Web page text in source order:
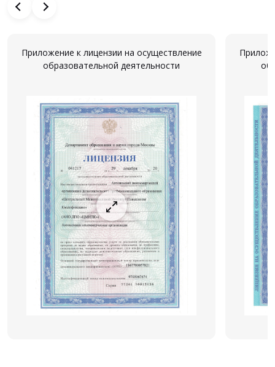
Приложение к лицензии на осуществление
образовательной деятельности